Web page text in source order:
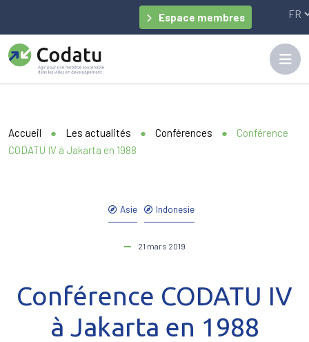
Espace membres
Accueil ● Les actualités ● Conférences ●
Conférence
CODATU IV à Jakarta en 1988
Asie Indonesie
21 mars 2019
Conférence CODATU IV
à Jakarta en 1988
Panneau de gestion des cookies